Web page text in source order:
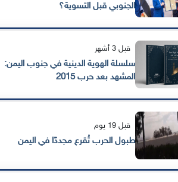
الجنوبي قبل التسوية؟
قبل 3 أشهر
سلسلة الهوية الدينية في جنوب اليمن:
المشهد بعد حرب 2015
قبل 19 يوم
طبول الحرب تُقرع مجددًا في اليمن